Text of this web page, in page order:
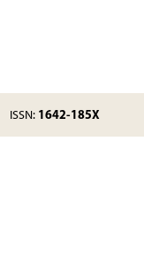
ISSN: 1642-185X